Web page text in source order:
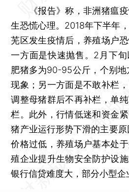
《报告》称，非洲猪瘟疫
生恐慌心理。2018年下半年
芜区发生疫情后，养殖场户
一方面是快速抛售。2月下
肥猪多为90-95公斤，个别
现象；另一方面是不敢补栏
调整母猪群后不再补栏，单
栏。此外，行情低迷和资金
猪产业运行形势下滑的主要
价格过低，养殖场户基本处
殖企业提升生物安全防护设
银行信贷难度大，部分小型企